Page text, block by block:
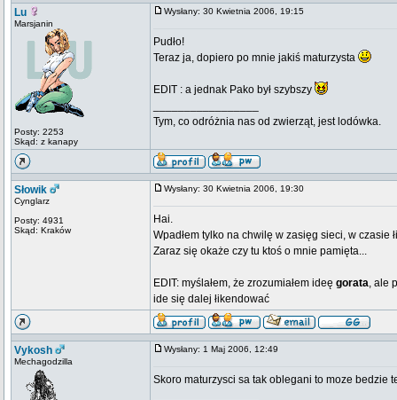
Lu
Marsjanin
Posty: 2253
Skąd: z kanapy
Wysłany: 30 Kwietnia 2006, 19:15
Pudło!
Teraz ja, dopiero po mnie jakiś maturzysta
EDIT : a jednak Pako był szybszy
Tym, co odróżnia nas od zwierząt, jest lodówka.
Słowik
Cynglarz
Posty: 4931
Skąd: Kraków
Wysłany: 30 Kwietnia 2006, 19:30
Hai.
Wpadłem tylko na chwilę w zasięg sieci, w czasie
Zaraz się okaże czy tu ktoś o mnie pamięta...
EDIT: myślałem, że zrozumiałem ideę gorata, ale
ide się dalej łikendować
Vykosh
Mechagodzilla
Wysłany: 1 Maj 2006, 12:49
Skoro maturzysci sa tak oblegani to moze bedzie